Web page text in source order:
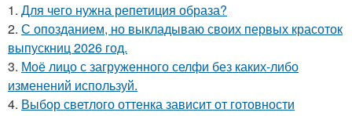
1. Для чего нужна репетиция образа?
2. С опозданием, но выкладываю своих первых красоток
выпускниц 2026 год.
3. Моё лицо с загруженного селфи без каких-либо
изменений используй.
4. Выбор светлого оттенка зависит от готовности